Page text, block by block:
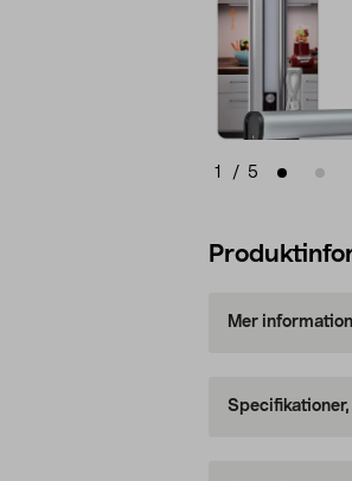
1 / 5
Mer information